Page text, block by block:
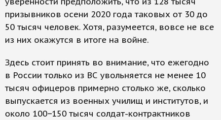
призывников осени 2020 года таковых от 30 до
50 тысяч человек. Хотя, разумеется, вовсе не все
из них окажутся в итоге на войне.
Здесь стоит принять во внимание, что ежегодно
в России только из ВС увольняется не менее 10
тысяч офицеров примерно столько же, сколько
выпускается из военных училищ и институтов, и
около 100−150 тысяч солдат-контрактников